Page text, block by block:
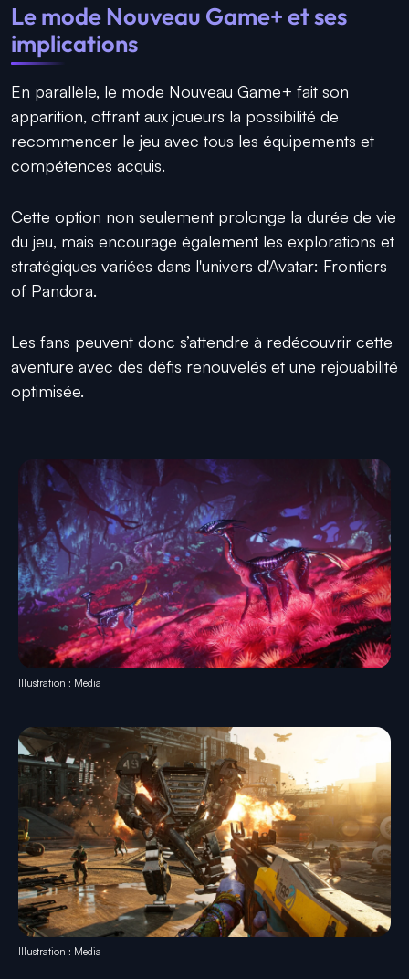
Le mode Nouveau Game+ et ses
implications
En parallèle, le mode Nouveau Game+ fait son
apparition, offrant aux joueurs la possibilité de
recommencer le jeu avec tous les équipements et
compétences acquis.
Cette option non seulement prolonge la durée de vie
du jeu, mais encourage également les explorations et
stratégiques variées dans l'univers d'Avatar: Frontiers
of Pandora.
Les fans peuvent donc s’attendre à redécouvrir cette
aventure avec des défis renouvelés et une rejouabilité
optimisée.
Illustration : Media
Illustration : Media